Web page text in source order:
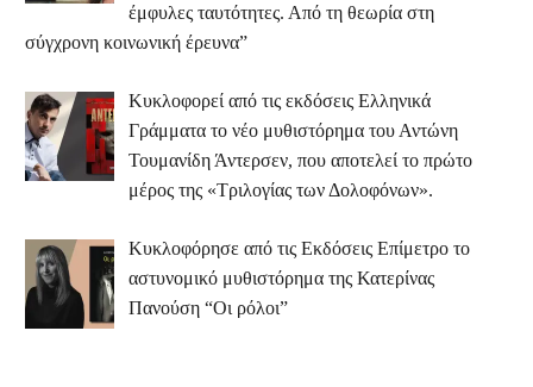
έμφυλες ταυτότητες. Από τη θεωρία στη
σύγχρονη κοινωνική έρευνα”
Κυκλοφορεί από τις εκδόσεις Ελληνικά
Γράμματα το νέο μυθιστόρημα του Αντώνη
Τουμανίδη Άντερσεν, που αποτελεί το πρώτο
μέρος της «Τριλογίας των Δολοφόνων».
Κυκλοφόρησε από τις Εκδόσεις Επίμετρο το
αστυνομικό μυθιστόρημα της Κατερίνας
Πανούση “Οι ρόλοι”